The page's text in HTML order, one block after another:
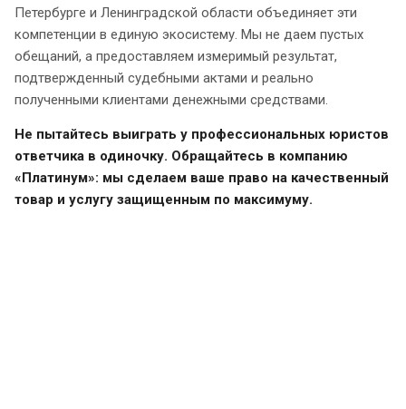
Петербурге и Ленинградской области объединяет эти
компетенции в единую экосистему. Мы не даем пустых
обещаний, а предоставляем измеримый результат,
подтвержденный судебными актами и реально
полученными клиентами денежными средствами.
Не пытайтесь выиграть у профессиональных юристов
ответчика в одиночку. Обращайтесь в компанию
«Платинум»: мы сделаем ваше право на качественный
товар и услугу защищенным по максимуму.